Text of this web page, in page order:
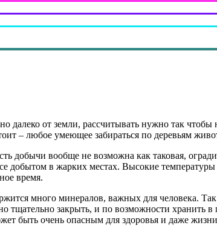
далеко от земли, рассчитывать нужно так
– любое умеющее забираться по деревьям
добычи вообще не возможна как таковая,
добытом в жарких местах. Высокие
время.
много минералов, важных для человека. Так
закрыть, и по возможности хранить в
быть очень опасным для здоровья и даже жизни